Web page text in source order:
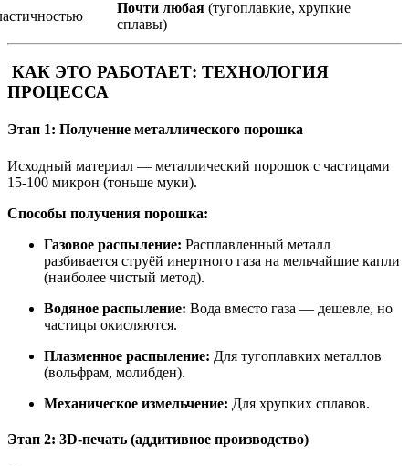
Почти любая(тугоплавкие, хрупкие
сплавы)
КАК ЭТО РАБОТАЕТ: ТЕХНОЛОГИЯ
ПРОЦЕССА
Этап 1: Получение металлического порошка
Исходный материал — металлический порошок с частицами
15-100 микрон (тоньше муки).
Способы получения порошка:
Газовое распыление: Расплавленный металл
разбивается струёй инертного газа на мельчайшие капли
(наиболее чистый метод).
Водяное распыление: Вода вместо газа — дешевле, но
частицы окисляются.
Плазменное распыление: Для тугоплавких металлов
(вольфрам, молибден).
Механическое измельчение: Для хрупких сплавов.
Этап 2: 3D-печать (аддитивное производство)